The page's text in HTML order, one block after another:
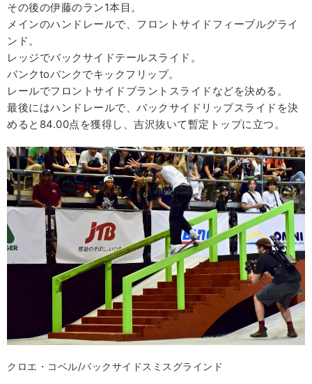
その後の伊藤のラン1本目。
メインのハンドレールで、フロントサイドフィーブルグライ
ンド。
レッジでバックサイドテールスライド。
バンクtoバンクでキックフリップ。
レールでフロントサイドブラントスライドなどを決める。
最後にはハンドレールで、バックサイドリップスライドを決
めると84.00点を獲得し、吉沢抜いて暫定トップに立つ。
クロエ・コベル/バックサイドスミスグラインド